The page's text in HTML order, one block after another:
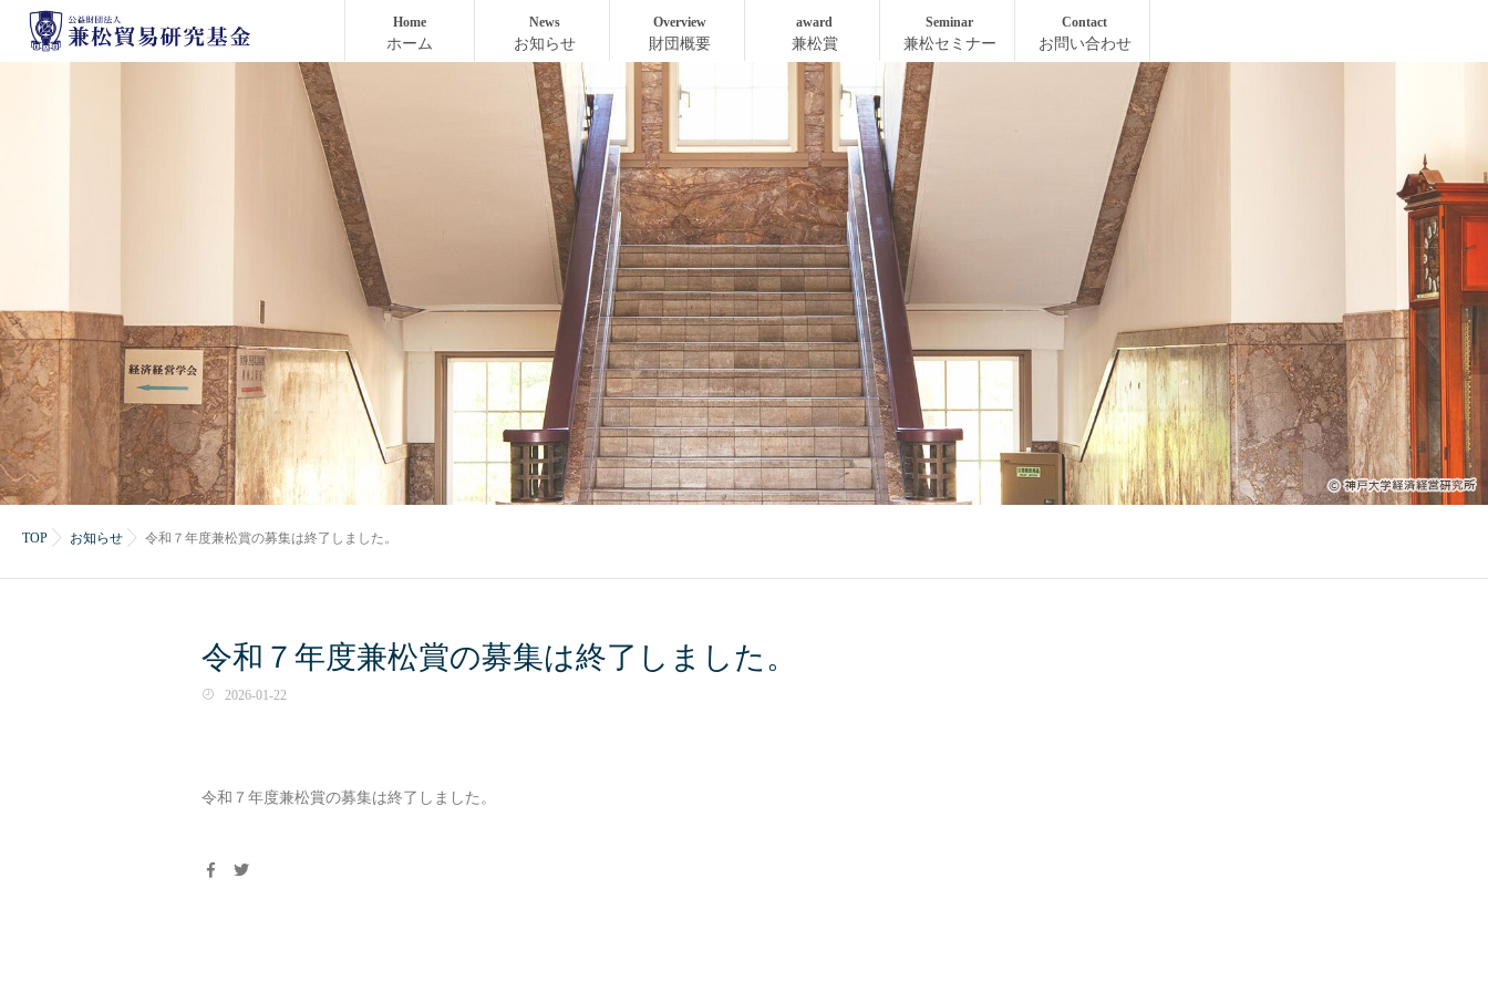
Home
ホーム
News
お知らせ
Overview
財団概要
award
兼松賞
Seminar
兼松セミナー
Contact
お問い合わせ
TOP お知らせ 令和７年度兼松賞の募集は終了しました。
令和７年度兼松賞の募集は終了しました。
2026-01-22
令和７年度兼松賞の募集は終了しました。